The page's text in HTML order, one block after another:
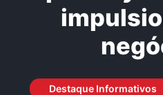
Destaque Informativos